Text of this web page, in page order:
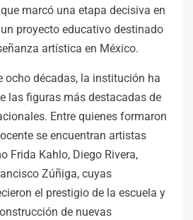
marcó una etapa decisiva en
proyecto educativo destinado
artística en México.
ocho décadas, la institución ha
las figuras más destacadas de
Entre quienes formaron
se encuentran artistas
Frida Kahlo, Diego Rivera,
Zúñiga, cuyas
el prestigio de la escuela y
de nuevas